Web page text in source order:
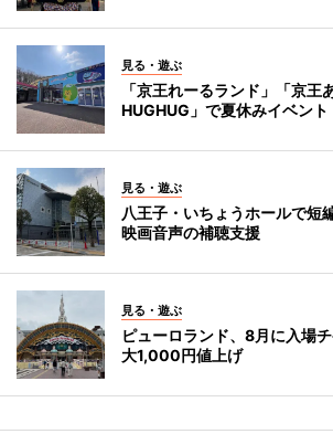
見る・遊ぶ
「京王れーるランド」「京王
HUGHUG」で夏休みイベント
見る・遊ぶ
八王子・いちょうホールで
映画音声の補聴支援
見る・遊ぶ
ピューロランド、8月に入場
大1,000円値上げ